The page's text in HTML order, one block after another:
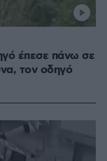
έπεσε πάνω σε
τον οδηγό